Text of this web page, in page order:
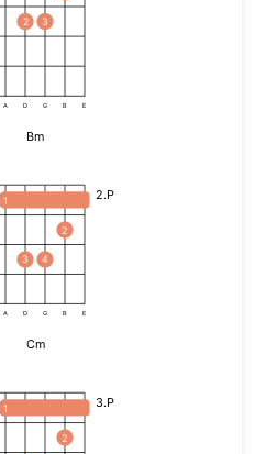
2 3
A D G B E
Bm
2.P
1
3 4
2
A D G B E
Cm
3.P
1
2